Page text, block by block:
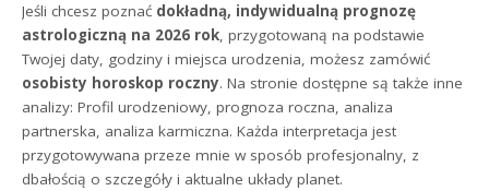
Jeśli chcesz poznać dokładną, indywidualną prognozę
astrologiczną na 2026 rok, przygotowaną na podstawie
Twojej daty, godziny i miejsca urodzenia, możesz zamówić
osobisty horoskop roczny. Na stronie dostępne są także inne
analizy: Profil urodzeniowy, prognoza roczna, analiza
partnerska, analiza karmiczna. Każda interpretacja jest
przygotowywana przeze mnie w sposób profesjonalny, z
dbałością o szczegóły i aktualne układy planet.